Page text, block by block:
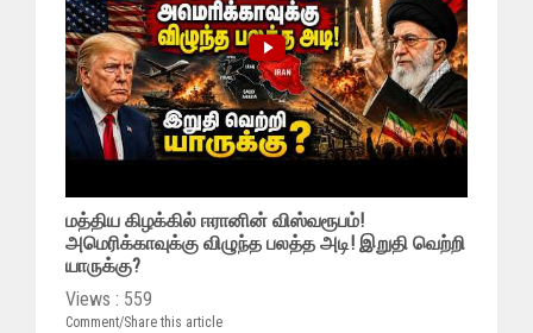
மத்திய கிழக்கில் ஈரானின் விஸ்வரூபம்!
அமெரிக்காவுக்கு விழுந்த பலத்த அடி! இறுதி வெற்றி
யாருக்கு?
Views : 559
Comment/Share this article